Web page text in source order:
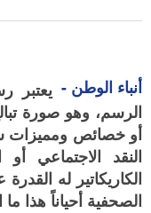
أنباء الوطن - يعتبر
الرسم، وهو صورة
أو خصائص ومميزات
النقد الاجتماعي
الكاريكاتير له
الصحفية أحياناً هذا